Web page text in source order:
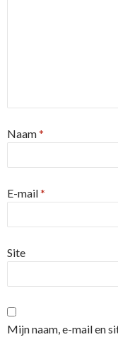
Naam*
E-mail*
Site
Mijn naam, e-mail en